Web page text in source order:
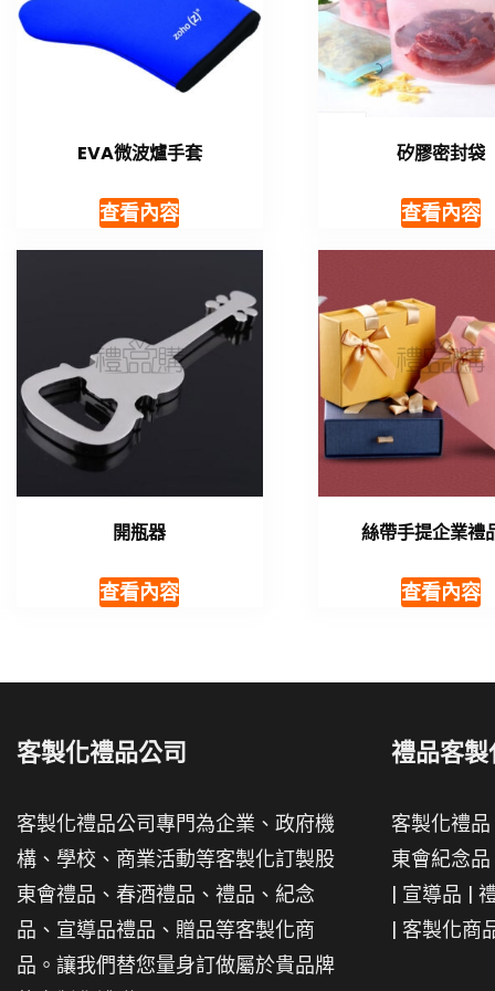
EVA微波爐手套
查看內容
矽膠密封袋
查看內容
開瓶器
查看內容
絲帶手提企業禮
查看內容
客製化禮品公司
客製化禮品公司專門為企業、政府機
構、學校、商業活動等客製化訂製股
東會禮品、春酒禮品、禮品、紀念
品、宣導品禮品、贈品等客製化商
品。讓我們替您量身訂做屬於貴品牌
禮品客製
客製化禮品
東會紀念品
| 宣導品 |
| 客製化商